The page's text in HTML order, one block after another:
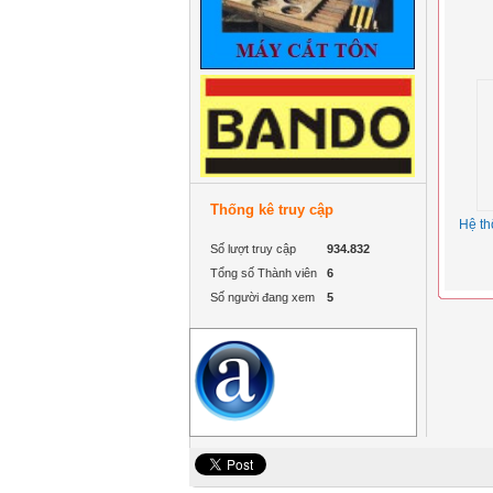
Thống kê truy cập
Số lượt truy cập
934.832
Tổng số Thành viên
6
Số người đang xem
5
Hệ